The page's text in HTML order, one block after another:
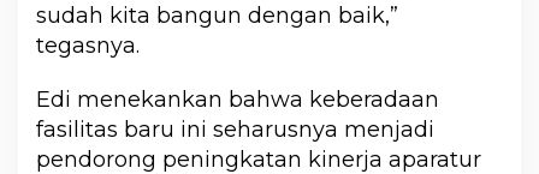
sudah kita bangun dengan baik,”
tegasnya.
Edi menekankan bahwa keberadaan
fasilitas baru ini seharusnya menjadi
pendorong peningkatan kinerja aparatur